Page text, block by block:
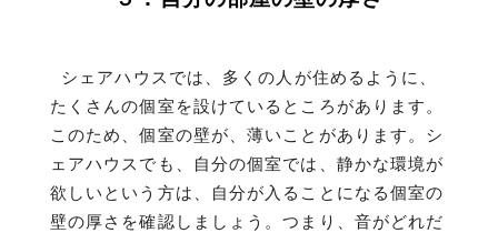
シェアハウスでは、多くの人が住めるように、
たくさんの個室を設けているところがあります。
このため、個室の壁が、薄いことがあります。シ
ェアハウスでも、自分の個室では、静かな環境が
欲しいという方は、自分が入ることになる個室の
壁の厚さを確認しましょう。つまり、音がどれだ